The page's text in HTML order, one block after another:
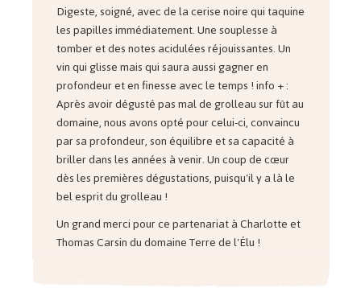
Digeste, soigné, avec de la cerise noire qui taquine
les papilles immédiatement. Une souplesse à
tomber et des notes acidulées réjouissantes. Un
vin qui glisse mais qui saura aussi gagner en
profondeur et en finesse avec le temps ! info + :
Après avoir dégusté pas mal de grolleau sur fût au
domaine, nous avons opté pour celui-ci, convaincu
par sa profondeur, son équilibre et sa capacité à
briller dans les années à venir. Un coup de cœur
dès les premières dégustations, puisqu'il y a là le
bel esprit du grolleau !
Un grand merci pour ce partenariat à Charlotte et
Thomas Carsin du domaine Terre de l'Élu !